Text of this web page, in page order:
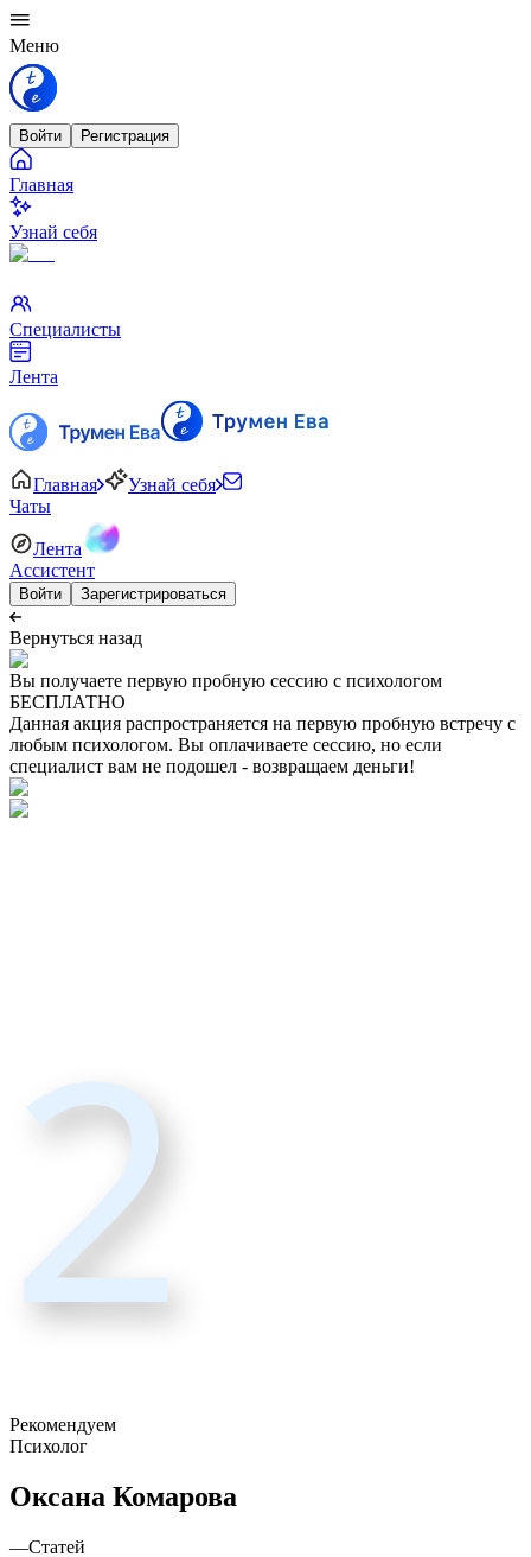
Меню
Войти Регистрация
Главная
Узнай себя
Специалисты
Лента
Главная
Узнай себя
Чаты
Лента
Ассистент
Войти Зарегистрироваться
Вернуться назад
Вы получаете первую пробную сессию с психологом
БЕСПЛАТНО
Данная акция распространяется на первую пробную встречу с
любым психологом. Вы оплачиваете сессию, но если
специалист вам не подошел - возвращаем деньги!
2
Рекомендуем
Психолог
Оксана Комарова
—Статей